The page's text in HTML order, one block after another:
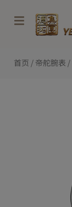
首页 /帝舵腕表 /